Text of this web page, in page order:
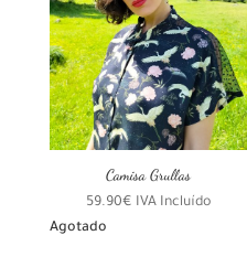
Camisa Grullas
59.90€ IVA Incluído
Agotado